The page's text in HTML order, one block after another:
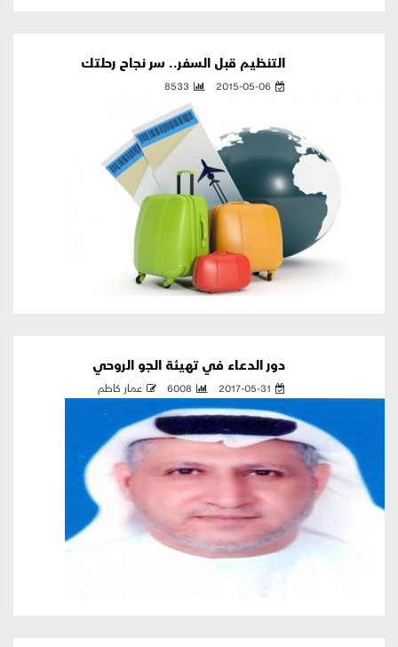
التنظيم قبل السفر.. سر نجاح رحلتك
2015-05-06
8533
دور الدعاء في تهيئة الجو الروحي
2017-05-31
6008 عمار كاظم